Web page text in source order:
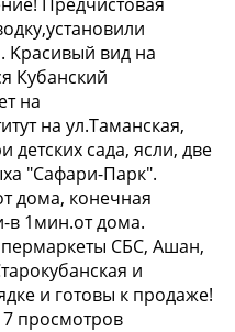
Kpaсивый вид на
Кубaнский
на
на ул.Таманская,
детских сада, ясли, две
"Сафари-Парк".
дома, конечная
в 1мин.от дома.
СБС, Ашан,
и
и готовы к продаже!
просмотров